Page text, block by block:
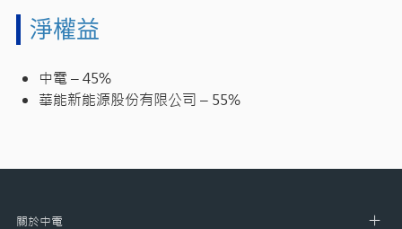
淨權益
中電 – 45%
華能新能源股份有限公司 – 55%
關於中電